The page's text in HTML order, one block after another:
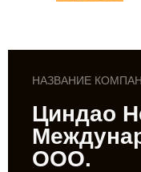
НАЗВАНИЕ
Циндао
ООО.